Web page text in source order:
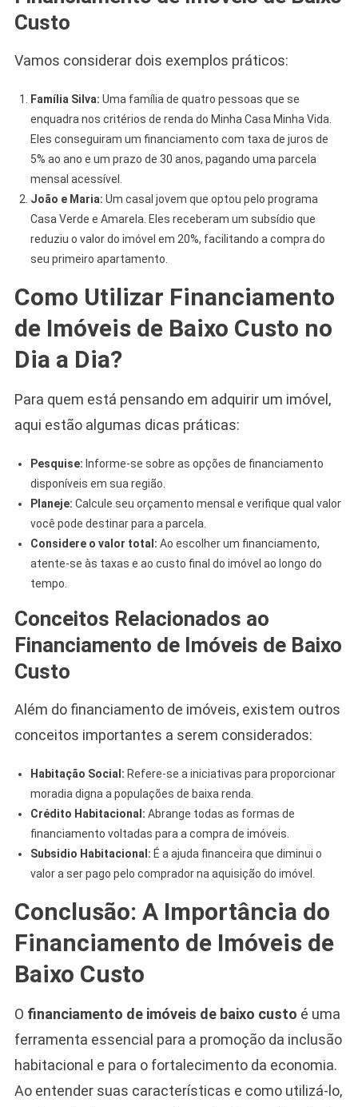
Custo
Vamos considerar dois exemplos práticos:
Família Silva: Uma família de quatro pessoas que se
enquadra nos critérios de renda do Minha Casa Minha Vida.
Eles conseguiram um financiamento com taxa de juros de
5% ao ano e um prazo de 30 anos, pagando uma parcela
mensal acessível.
João e Maria: Um casal jovem que optou pelo programa
Casa Verde e Amarela. Eles receberam um subsídio que
reduziu o valor do imóvel em 20%, facilitando a compra do
seu primeiro apartamento.
Como Utilizar Financiamento
de Imóveis de Baixo Custo no
Dia a Dia?
Para quem está pensando em adquirir um imóvel,
aqui estão algumas dicas práticas:
Pesquise: Informe-se sobre as opções de financiamento
disponíveis em sua região.
Planeje: Calcule seu orçamento mensal e verifique qual valor
você pode destinar para a parcela.
Considere o valor total: Ao escolher um financiamento,
atente-se às taxas e ao custo final do imóvel ao longo do
tempo.
Conceitos Relacionados ao
Financiamento de Imóveis de Baixo
Custo
Além do financiamento de imóveis, existem outros
conceitos importantes a serem considerados:
Habitação Social: Refere-se a iniciativas para proporcionar
moradia digna a populações de baixa renda.
Crédito Habitacional: Abrange todas as formas de
financiamento voltadas para a compra de imóveis.
Subsidio Habitacional: É a ajuda financeira que diminui o
valor a ser pago pelo comprador na aquisição do imóvel.
Conclusão: A Importância do
Financiamento de Imóveis de
Baixo Custo
O financiamento de imóveis de baixo custo é uma
ferramenta essencial para a promoção da inclusão
habitacional e para o fortalecimento da economia.
Ao entender suas características e como utilizá-lo,